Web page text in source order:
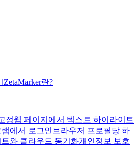
ZetaMarker란?
정웹 페이지에서 텍스트 하이라이트
에서 로그인 브라우저 프로필당 하
와 클라우드 동기화개인정보 보호